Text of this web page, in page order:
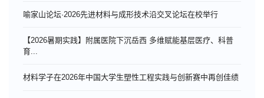
喻家山论坛·2026先进材料与成形技术沿交叉论坛在校举行
【2026暑期实践】附属医院下沉岳西 多维赋能基层医疗、科普
育...
材料学子在2026年中国大学生塑性工程实践与创新赛中再创佳绩